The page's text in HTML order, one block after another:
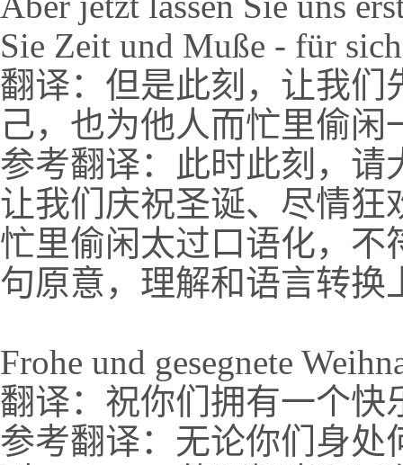
Sie Zeit und Muße - für
翻译：但是此刻，让我们
己，也为他人而忙里偷闲
参考翻译：此时此刻，请
让我们庆祝圣诞、尽情狂
忙里偷闲太过口语化，不
句原意，理解和语言转换
Frohe und gesegnete
翻译：祝你们拥有一个快
参考翻译：无论你们身处